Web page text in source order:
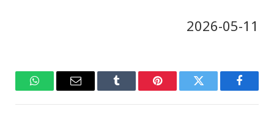
‎2026-‎05-‎11
فيسبوك تويتر بينتيريستTumblr
البريد
واتساب